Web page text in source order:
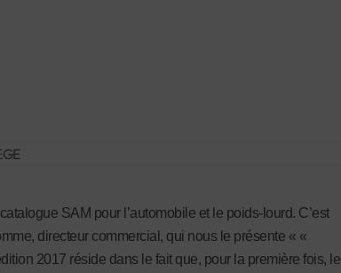
SAM pour l’automobile et le poids-lourd. C’est
directeur commercial, qui nous le présente « «
2017 réside dans le fait que, pour la première fois, le